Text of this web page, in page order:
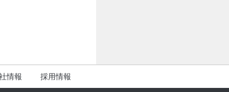
情報 採用情報